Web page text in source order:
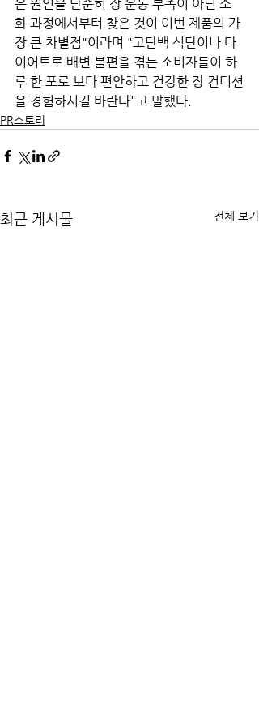
은 원인을 단순히 장 운동 부족이 아닌 소
화 과정에서부터 찾은 것이 이번 제품의 가
장 큰 차별점"이라며 "고단백 식단이나 다
이어트로 배변 불편을 겪는 소비자들이 하
루 한 포로 보다 편안하고 건강한 장 컨디션
을 경험하시길 바란다"고 말했다.
PR스토리
최근 게시물 전체 보기